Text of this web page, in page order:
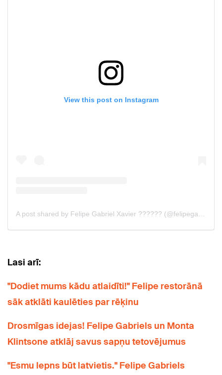
Lasi arī:
"Dodiet mums kādu atlaidīti!" Felipe restorānā
sāk atklāti kaulēties par rēķinu
Drosmīgas idejas! Felipe Gabriels un Monta
Klintsone atklāj savus sapņu tetovējumus
"Esmu lepns būt latvietis." Felipe Gabriels